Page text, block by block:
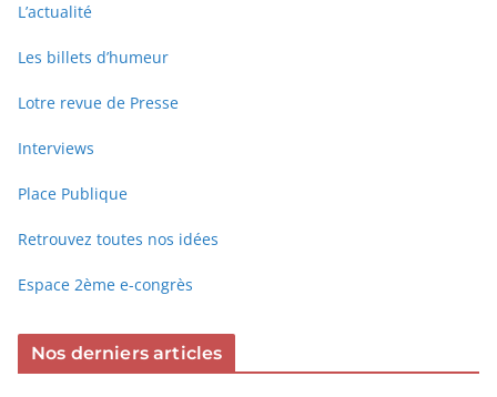
L’actualité
Les billets d’humeur
Lotre revue de Presse
Interviews
Place Publique
Retrouvez toutes nos idées
Espace 2ème e-congrès
Nos derniers articles